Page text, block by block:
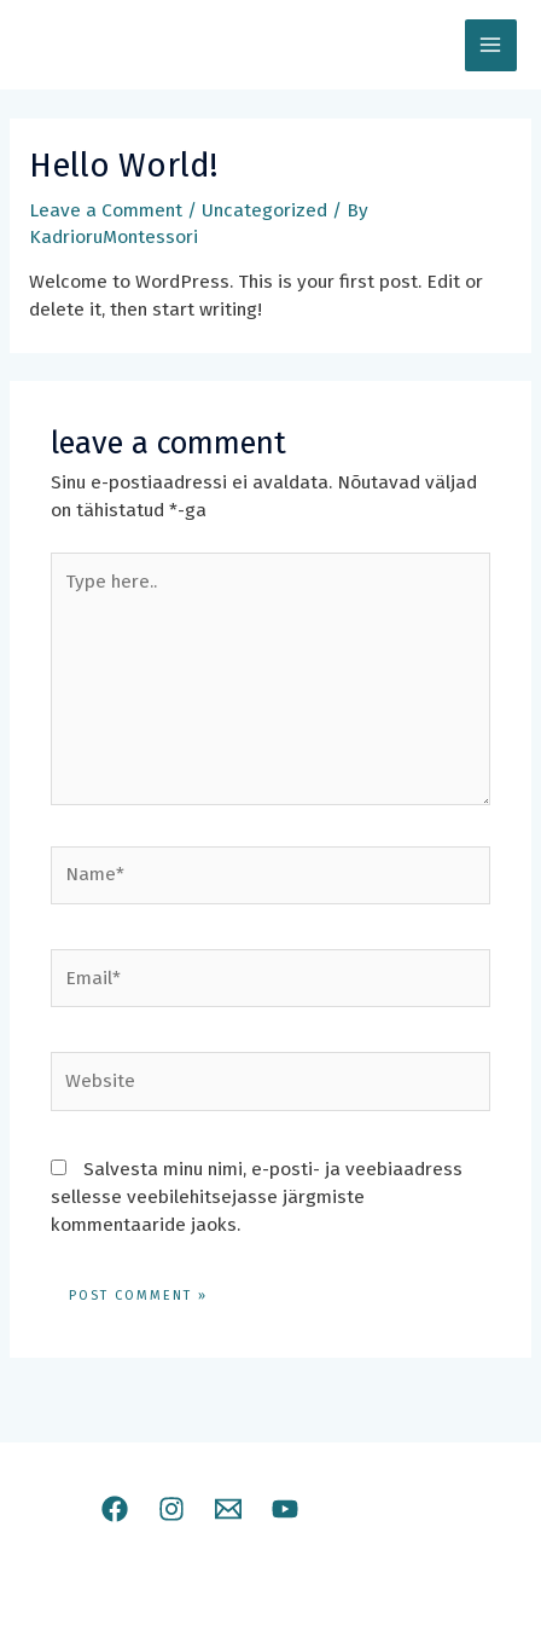
Hello World!
Leave a Comment / Uncategorized / By
KadrioruMontessori
Welcome to WordPress. This is your first post. Edit or
delete it, then start writing!
leave a comment
Sinu e-postiaadressi ei avaldata. Nõutavad väljad
on tähistatud *-ga
here..
Salvesta minu nimi, e-posti- ja veebiaadress
sellesse veebilehitsejasse järgmiste
kommentaaride jaoks.